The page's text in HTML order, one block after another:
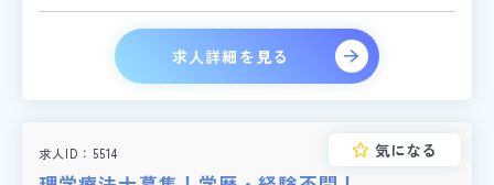
求人詳細を見る
求人ID 5514 気になる